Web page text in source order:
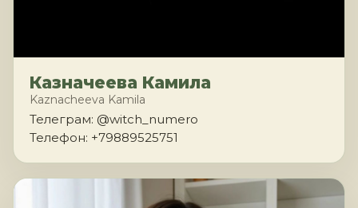
Казначеева Камила
Kaznacheeva Kamila
Телеграм: @witch_numero
Телефон: +79889525751